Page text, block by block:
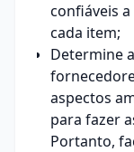
confiáveis
cada item;
Determine
aspectos
para fazer
Portanto,